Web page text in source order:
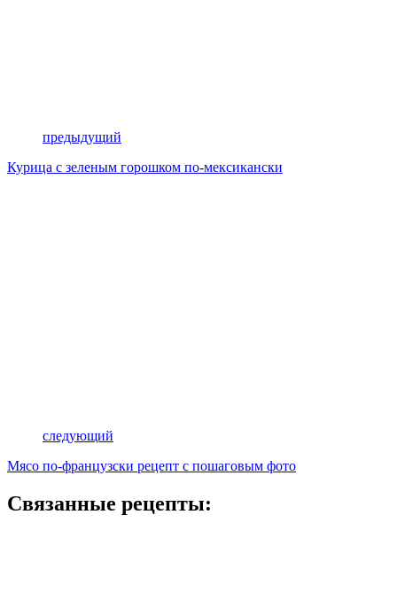
предыдущий
Курица с зеленым горошком по-мексикански
следующий
Мясо по-французски рецепт с пошаговым фото
Связанные рецепты: